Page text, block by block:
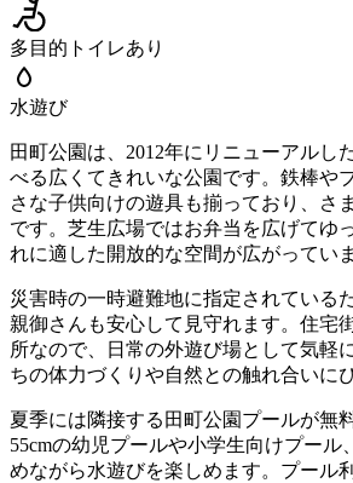
多目的トイレあり
水遊び
田町公園は、2012年にリニューアルし
べる広くてきれいな公園です。鉄棒や
さな子供向けの遊具も揃っており、さ
です。芝生広場ではお弁当を広げてゆ
れに適した開放的な空間が広がっていま
災害時の一時避難地に指定されている
親御さんも安心して見守れます。住宅
所なので、日常の外遊び場として気軽
ちの体力づくりや自然との触れ合いに
夏季には隣接する田町公園プールが無
55cmの幼児プールや小学生向けプール
めながら水遊びを楽しめます。プール